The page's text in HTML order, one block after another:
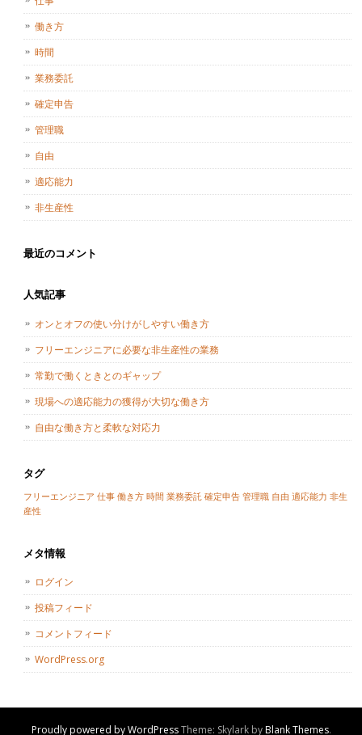
働き方
時間
業務委託
確定申告
管理職
自由
適応能力
非生産性
最近のコメント
人気記事
オンとオフの使い分けがしやすい働き方
フリーエンジニアに必要な非生産性の業務
常勤で働くときとのギャップ
現場への適応能力の獲得が大切な働き方
自由な働き方と柔軟な対応力
タグ
フリーエンジニア 仕事 働き方 時間 業務委託 確定申告 管理職 自由 適応能力 非生
産性
メタ情報
ログイン
投稿フィード
コメントフィード
WordPress.org
Proudly powered by WordPressTheme: Skylark byBlank Themes.